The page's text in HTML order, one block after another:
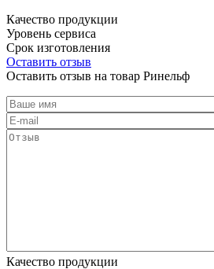
Качество продукции
Уровень сервиса
Срок изготовления
Оставить отзыв
Оставить отзыв на товар Ринельф
Качество продукции